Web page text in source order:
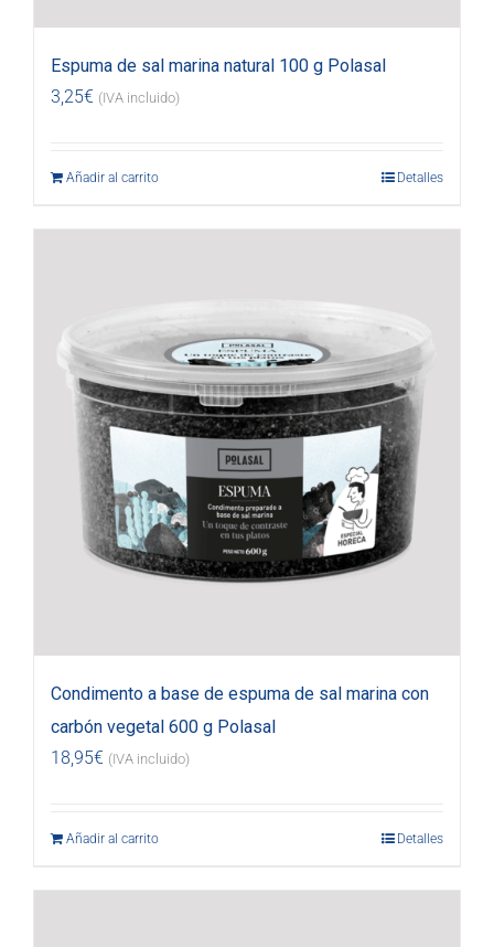
Espuma de sal marina natural 100 g Polasal
3,25€ (IVA incluido)
Añadir al carrito Detalles
Condimento a base de espuma de sal marina con
carbón vegetal 600 g Polasal
18,95€ (IVA incluido)
Añadir al carrito Detalles